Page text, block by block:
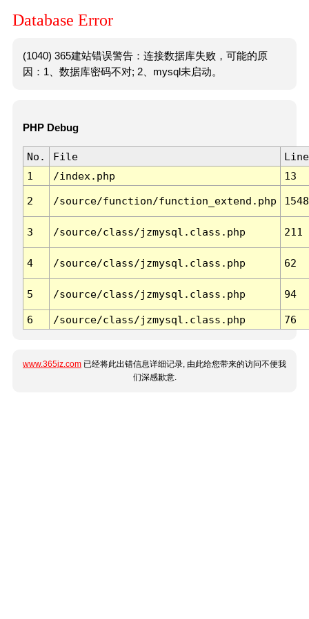
Database Error
(1040) 365建站错误警告：连接数据库失败，可能的原
因：1、数据库密码不对; 2、mysql未启动。
PHP Debug
No. File
Line
1
/index.php 13
2 /source/function/function_extend.php 1548
3 /source/class/jzmysql.class.php 211
4 /source/class/jzmysql.class.php 62
5 /source/class/jzmysql.class.php 94
6 /source/class/jzmysql.class.php 76
www.365jz.com 已经将此出错信息详细记录, 由此给您带来的访问不便我
们深感歉意.